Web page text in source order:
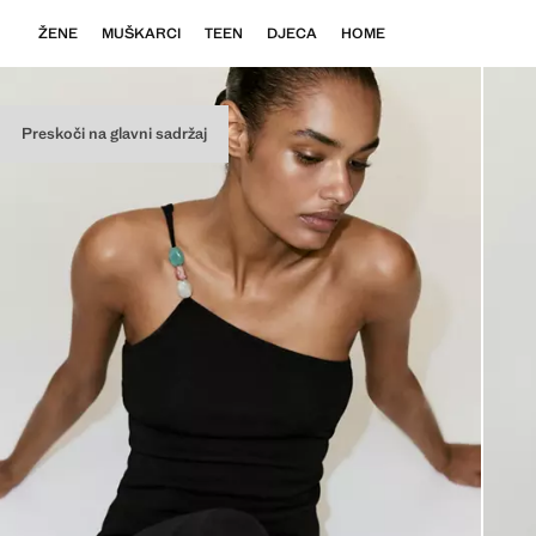
Preskoči na glavni sadržaj
ŽENE MUŠKARCI TEEN DJECA HOME